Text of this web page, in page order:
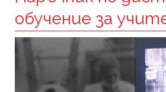
обучение за